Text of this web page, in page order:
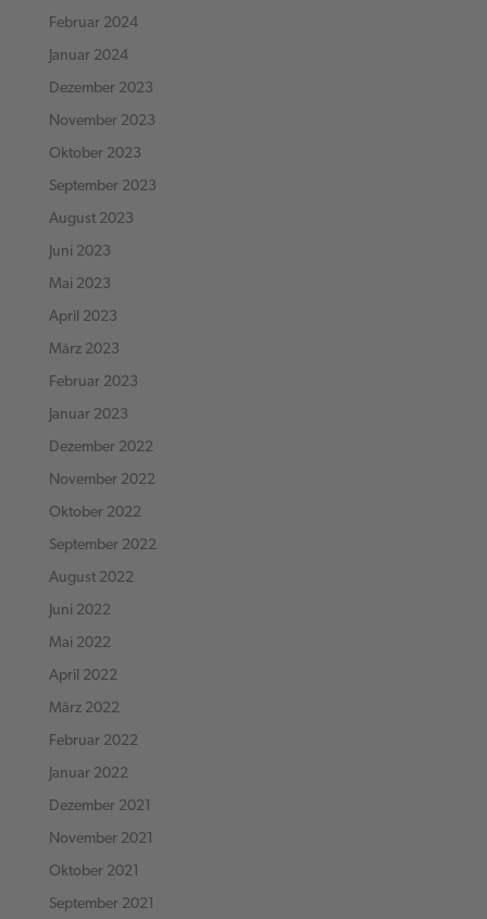
Februar 2024
Januar 2024
Dezember 2023
November 2023
Oktober 2023
September 2023
August 2023
Juni 2023
Mai 2023
April 2023
März 2023
Februar 2023
Januar 2023
Dezember 2022
November 2022
Oktober 2022
September 2022
August 2022
Juni 2022
Mai 2022
April 2022
März 2022
Februar 2022
Januar 2022
Dezember 2021
November 2021
Oktober 2021
September 2021